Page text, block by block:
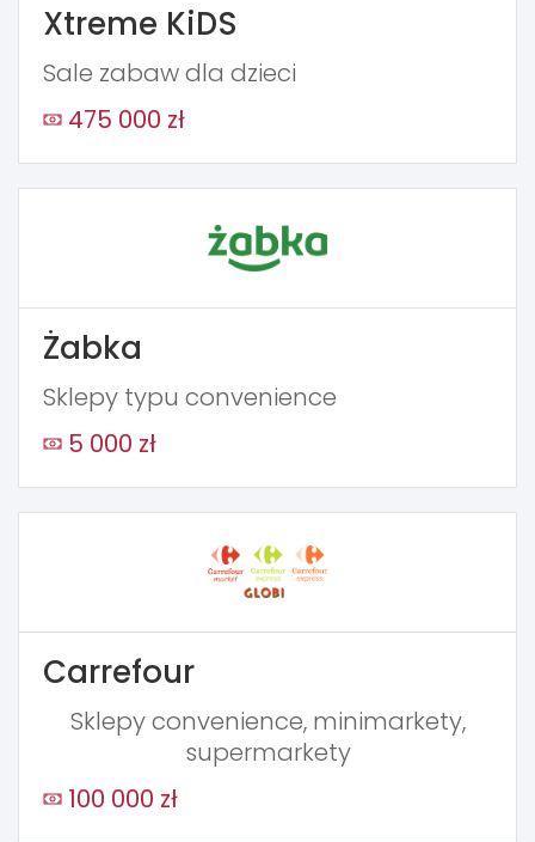
Xtreme KiDS
Sale zabaw dla dzieci
475 000 zł
Żabka
Sklepy typu convenience
5 000 zł
Carrefour
Sklepy convenience, minimarkety,
supermarkety
100 000 zł